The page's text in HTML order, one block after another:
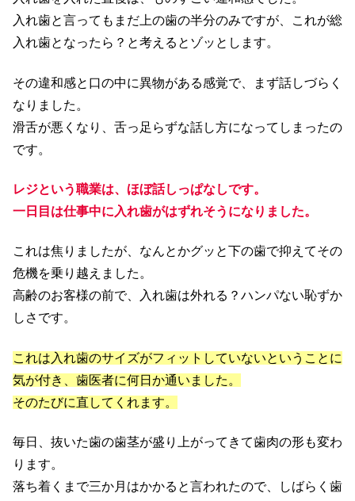
入れ歯と言ってもまだ上の歯の半分のみですが、これが総
入れ歯となったら？と考えるとゾッとします。
その違和感と口の中に異物がある感覚で、まず話しづらく
なりました。
滑舌が悪くなり、舌っ足らずな話し方になってしまったの
です。
レジという職業は、ほぼ話しっぱなしです。
一日目は仕事中に入れ歯がはずれそうになりました。
これは焦りましたが、なんとかグッと下の歯で抑えてその
危機を乗り越えました。
高齢のお客様の前で、入れ歯は外れる？ハンパない恥ずか
しさです。
これは入れ歯のサイズがフィットしていないということに
気が付き、歯医者に何日か通いました。
そのたびに直してくれます。
毎日、抜いた歯の歯茎が盛り上がってきて歯肉の形も変わ
ります。
落ち着くまで三か月はかかると言われたので、しばらく歯